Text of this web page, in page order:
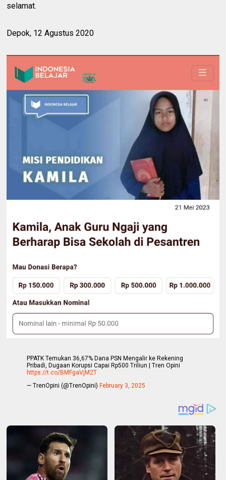
selamat.
Depok, 12 Agustus 2020
PPATK Temukan 36,67% Dana PSN Mengalir ke Rekening
Pribadi, Dugaan Korupsi Capai Rp500 Triliun | Tren Opini
https://t.co/BMFgaVjM2T
— TrenOpini (@TrenOpini) February 3, 2025